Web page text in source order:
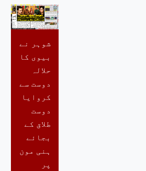
شوہر نے
بیوی کا
حلالہ
دوست سے
کروایا
دوست
طلاق کے
بجائے
ہنی مون
پر